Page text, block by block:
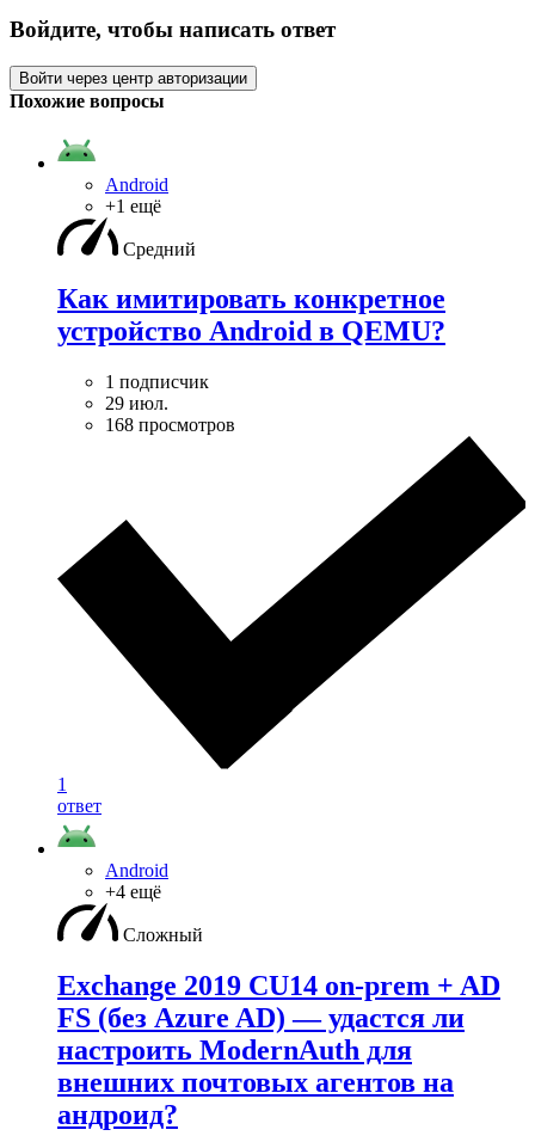
Войдите, чтобы написать ответ
Войти через центр авторизации
Похожие вопросы
Android
+1 ещё
Средний
Как имитировать конкретное
устройство Android в QEMU?
1 подписчик
29 июл.
168 просмотров
1
ответ
Android
+4 ещё
Сложный
Exchange 2019 CU14 on-prem + AD
FS (без Azure AD) — удаcтся ли
настроить ModernAuth для
внешних почтовых агентов на
андроид?